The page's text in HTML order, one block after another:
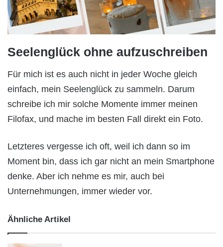
Seelenglück ohne aufzuschreiben
Für mich ist es auch nicht in jeder Woche gleich
einfach, mein Seelenglück zu sammeln. Darum
schreibe ich mir solche Momente immer meinen
Filofax, und mache im besten Fall direkt ein Foto.
Letzteres vergesse ich oft, weil ich dann so im
Moment bin, dass ich gar nicht an mein Smartphone
denke. Aber ich nehme es mir, auch bei
Unternehmungen, immer wieder vor.
Ähnliche Artikel